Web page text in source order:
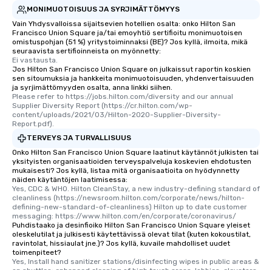
MONIMUOTOISUUS JA SYRJIMÄTTÖMYYS
Vain Yhdysvalloissa sijaitsevien hotellien osalta: onko Hilton San
Francisco Union Square ja/tai emoyhtiö sertifioitu monimuotoisen
omistuspohjan (51 %) yritystoiminnaksi (BE)? Jos kyllä, ilmoita, mikä
seuraavista sertifioinneista on myönnetty:
Ei vastausta.
Jos Hilton San Francisco Union Square on julkaissut raportin koskien
sen sitoumuksia ja hankkeita monimuotoisuuden, yhdenvertaisuuden
ja syrjimättömyyden osalta, anna linkki siihen.
Please refer to https://jobs.hilton.com/diversity and our annual
Supplier Diversity Report (https://cr.hilton.com/wp-
content/uploads/2021/03/Hilton-2020-Supplier-Diversity-
Report.pdf).
TERVEYS JA TURVALLISUUS
Onko Hilton San Francisco Union Square laatinut käytännöt julkisten tai
yksityisten organisaatioiden terveyspalveluja koskevien ehdotusten
mukaisesti? Jos kyllä, listaa mitä organisaatioita on hyödynnetty
näiden käytäntöjen laatimisessa:
Yes, CDC & WHO. Hilton CleanStay, a new industry-defining standard of
cleanliness (https://newsroom.hilton.com/corporate/news/hilton-
defining-new-standard-of-cleanliness) Hilton up to date customer
messaging: https://www.hilton.com/en/corporate/coronavirus/
Puhdistaako ja desinfioiko Hilton San Francisco Union Square yleiset
oleskelutilat ja julkisesti käytettävissä olevat tilat (kuten kokoustilat,
ravintolat, hissiaulat jne.)? Jos kyllä, kuvaile mahdolliset uudet
toimenpiteet?
Yes, Install hand sanitizer stations/disinfecting wipes in public areas &